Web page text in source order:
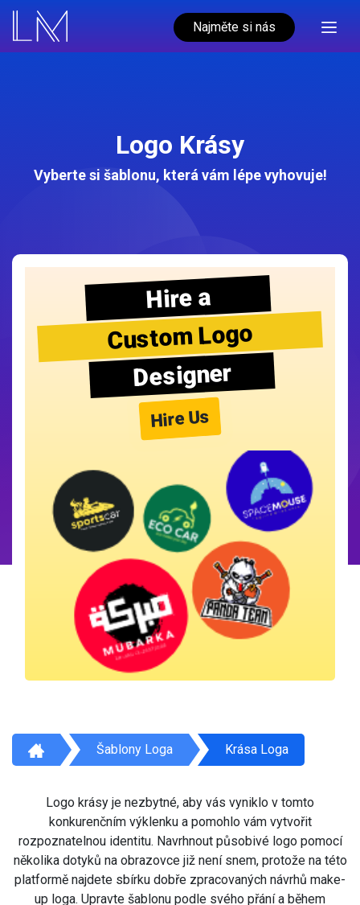
Najměte si nás
Logo Krásy
Vyberte si šablonu, která vám lépe vyhovuje!
Hire a
Custom Logo
Designer
Hire Us
Šablony Loga Krása Loga
Logo krásy je nezbytné, aby vás vyniklo v tomto
konkurenčním výklenku a pomohlo vám vytvořit
rozpoznatelnou identitu. Navrhnout působivé logo pomocí
několika dotyků na obrazovce již není snem, protože na této
platformě najdete sbírku dobře zpracovaných návrhů make-
up loga. Upravte šablonu podle svého přání a během